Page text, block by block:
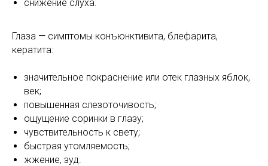
снижение слуха.
Глаза — симптомы конъюнктивита, блефарита,
кератита:
значительное покраснение или отек глазных яблок,
век;
повышенная слезоточивость;
ощущение соринки в глазу;
чувствительность к свету;
быстрая утомляемость;
жжение, зуд.